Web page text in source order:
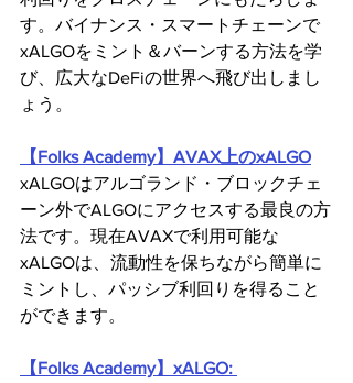
す。バイナンス・スマートチェーンで
xALGOをミント＆バーンする方法を学
び、広大なDeFiの世界へ飛び出しまし
ょう。
【Folks Academy】AVAX上のxALGO
xALGOはアルゴランド・ブロックチェ
ーン外でALGOにアクセスする最良の方
法です。現在AVAXで利用可能な
xALGOは、流動性を保ちながら簡単に
ミントし、パッシブ利回りを得ること
ができます。
【Folks Academy】xALGO: